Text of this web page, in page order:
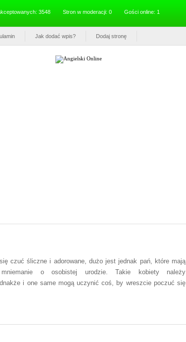
3548 Stron w moderacji: 0 Gości online: 1
Jak dodać wpis? Dodaj stronę
czuć śliczne i adorowane, dużo jest jednak pań, które mają
o osobistej urodzie. Takie kobiety należy
i one same mogą uczynić coś, by wreszcie poczuć się